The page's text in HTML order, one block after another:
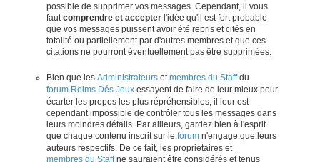
possible de supprimer vos messages. Cependant, il vous
faut comprendre et accepter l'idée qu'il est fort probable
que vos messages puissent avoir été repris et cités en
totalité ou partiellement par d'autres membres et que ces
citations ne pourront éventuellement pas être supprimées.
Bien que les Administrateurs et membres du Staffdu
forum Reims Dés Jeux essayent de faire de leur mieux pour
écarter les propos les plus répréhensibles, il leur est
cependant impossible de contrôler tous les messages dans
leurs moindres détails. Par ailleurs, gardez bien à l'esprit
que chaque contenu inscrit sur le forum n'engage que leurs
auteurs respectifs. De ce fait, les propriétaires et
membres du Staffne sauraient être considérés et tenus